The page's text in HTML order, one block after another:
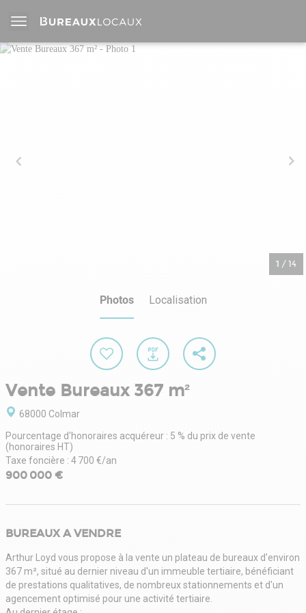
1 / 14
Photos Localisation
Vente Bureaux 367 m²
68000 Colmar
Pourcentage d'honoraires acquéreur : 5 % du prix de vente
(honoraires HT)
Taxe foncière : 4 700 €/an
900 000 €
BUREAUX A VENDRE
Arthur Loyd vous propose à la vente un plateau de bureaux d'environ
367 m², situé au dernier niveau d'un immeuble tertiaire, bénéficiant
de prestations qualitatives, de nombreux stationnements et d'un
agencement optimisé pour une activité tertiaire.